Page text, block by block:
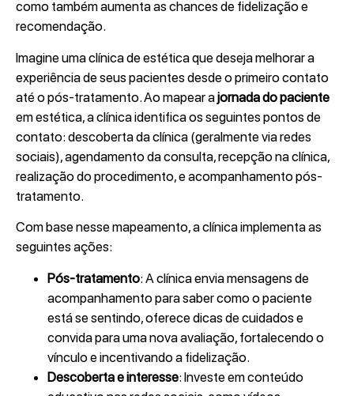
como também aumenta as chances de fidelização e
recomendação.
Imagine uma clínica de estética que deseja melhorar a
experiência de seus pacientes desde o primeiro contato
até o pós-tratamento. Ao mapear ajornada do paciente
em estética, a clínica identifica os seguintes pontos de
contato: descoberta da clínica (geralmente via redes
sociais), agendamento da consulta, recepção na clínica,
realização do procedimento, e acompanhamento pós-
tratamento.
Com base nesse mapeamento, a clínica implementa as
seguintes ações:
Pós-tratamento: A clínica envia mensagens de
acompanhamento para saber como o paciente
está se sentindo, oferece dicas de cuidados e
convida para uma nova avaliação, fortalecendo o
vínculo e incentivando a fidelização.
Descoberta e interesse: Investe em conteúdo